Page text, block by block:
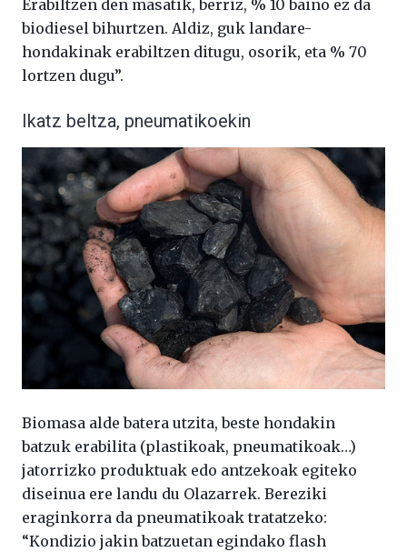
Erabiltzen den masatik, berriz, % 10 baino ez da
biodiesel bihurtzen. Aldiz, guk landare-
hondakinak erabiltzen ditugu, osorik, eta % 70
lortzen dugu”.
Ikatz beltza, pneumatikoekin
Biomasa alde batera utzita, beste hondakin
batzuk erabilita (plastikoak, pneumatikoak…)
jatorrizko produktuak edo antzekoak egiteko
diseinua ere landu du Olazarrek. Bereziki
eraginkorra da pneumatikoak tratatzeko:
“Kondizio jakin batzuetan egindako flash